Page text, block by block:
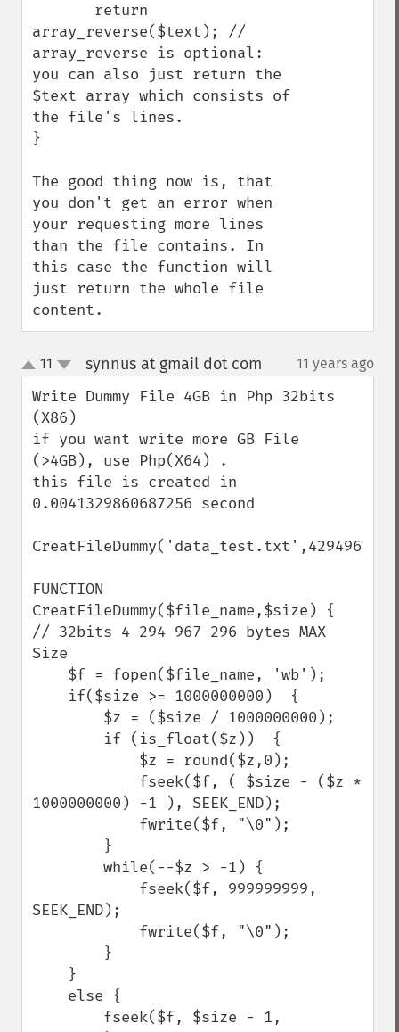
array_reverse($text); //
array_reverse is optional:
you can also just return the
$text array which consists of
the file's lines.
}
The good thing now is, that
you don't get an error when
your requesting more lines
than the file contains. In
this case the function will
just return the whole file
content.
up
down
11 synnus at gmail dot com 11 years ago
Write Dummy File 4GB in Php 32bits
(X86)
if you want write more GB File
(>4GB), use Php(X64) .
this file is created in
0.0041329860687256 second
FUNCTION
CreatFileDummy($file_name,$size) {
// 32bits 4 294 967 296 bytes MAX
Size
1000000000) -1 ), SEEK_END);
SEEK_END);